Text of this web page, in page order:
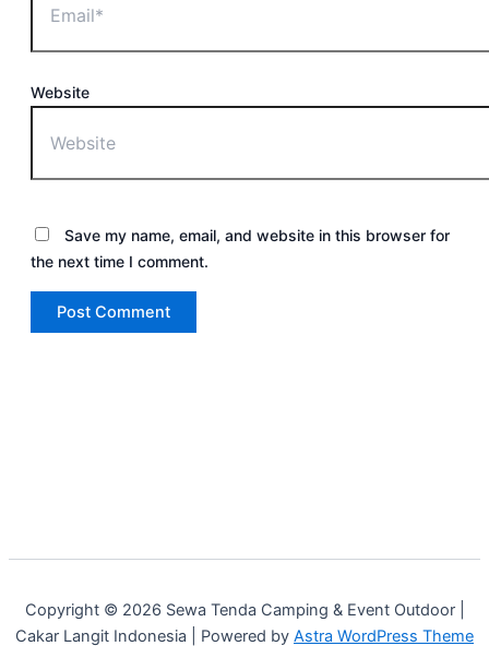
Website
Save my name, email, and website in this browser for
the next time I comment.
Copyright © 2026 Sewa Tenda Camping & Event Outdoor |
Cakar Langit Indonesia | Powered by Astra WordPress Theme